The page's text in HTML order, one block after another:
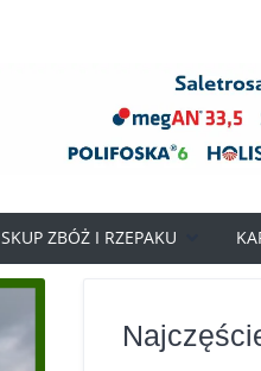
SKUP ZBÓŻ I RZEPAKU